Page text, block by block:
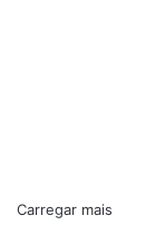
Carregar mais